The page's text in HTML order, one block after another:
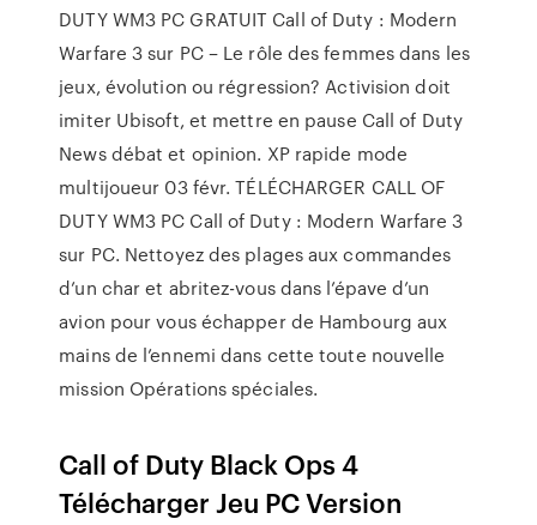
DUTY WM3 PC GRATUIT Call of Duty : Modern
Warfare 3 sur PC – Le rôle des femmes dans les
jeux, évolution ou régression? Activision doit
imiter Ubisoft, et mettre en pause Call of Duty
News débat et opinion. XP rapide mode
multijoueur 03 févr. TÉLÉCHARGER CALL OF
DUTY WM3 PC Call of Duty : Modern Warfare 3
sur PC. Nettoyez des plages aux commandes
d’un char et abritez-vous dans l’épave d’un
avion pour vous échapper de Hambourg aux
mains de l’ennemi dans cette toute nouvelle
mission Opérations spéciales.
Call of Duty Black Ops 4
Télécharger Jeu PC Version